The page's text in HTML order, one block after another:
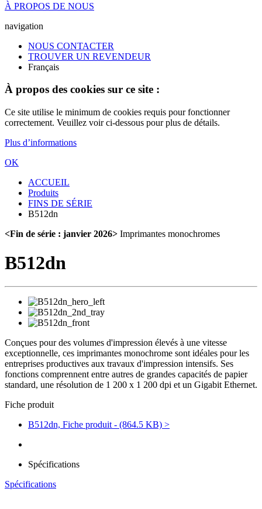
À PROPOS DE NOUS
navigation
NOUS CONTACTER
TROUVER UN REVENDEUR
Français
À propos des cookies sur ce site :
Ce site utilise le minimum de cookies requis pour fonctionner
correctement. Veuillez voir ci-dessous pour plus de détails.
Plus d’informations
OK
ACCUEIL
Produits
FINS DE SÉRIE
B512dn
<Fin de série : janvier 2026> Imprimantes monochromes
B512dn
Conçues pour des volumes d'impression élevés à une vitesse
exceptionnelle, ces imprimantes monochrome sont idéales pour les
entreprises productives aux travaux d'impression intensifs. Ses
fonctions comprennent entre autres de grandes capacités de papier
standard, une résolution de 1 200 x 1 200 dpi et un Gigabit Ethernet.
Fiche produit
B512dn, Fiche produit - (864.5 KB) >
Spécifications
Spécifications